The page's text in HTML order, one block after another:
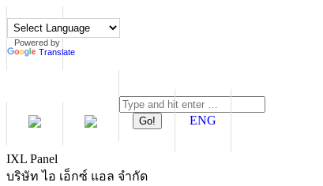
to
content
Powered by
Translate
ENG
IXL Panel
บริษัท ไอ เอ็กซ์ แอล จำกัด